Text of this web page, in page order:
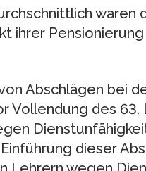
waren
ihrer
Abschlägen bei
Vollendung des
dieser